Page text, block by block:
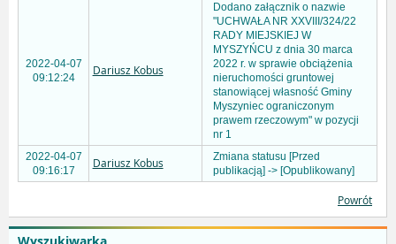
2022-04-07
09:12:24
Dariusz Kobus
Dodano załącznik o nazwie
"UCHWAŁA NR XXVIII/324/22
RADY MIEJSKIEJ W
MYSZYŃCU z dnia 30 marca
2022 r. w sprawie obciążenia
nieruchomości gruntowej
stanowiącej własność Gminy
Myszyniec ograniczonym
prawem rzeczowym" w pozycji
nr 1
2022-04-07
09:16:17
Dariusz Kobus
Zmiana statusu [Przed
publikacją] -> [Opublikowany]
Powrót